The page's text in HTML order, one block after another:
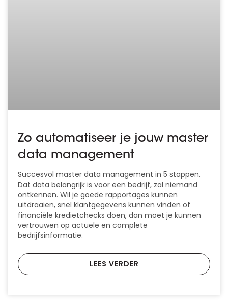
Zo automatiseer je jouw master
data management
Succesvol master data management in 5 stappen.
Dat data belangrijk is voor een bedrijf, zal niemand
ontkennen. Wil je goede rapportages kunnen
uitdraaien, snel klantgegevens kunnen vinden of
financiële kredietchecks doen, dan moet je kunnen
vertrouwen op actuele en complete
bedrijfsinformatie.
LEES VERDER